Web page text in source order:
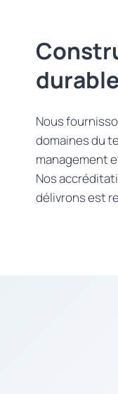
durable
Nous
domaines du
management
Nos
délivrons est